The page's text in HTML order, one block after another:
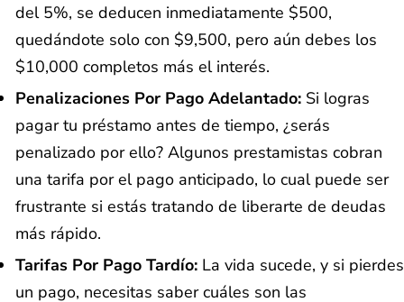
del 5%, se deducen inmediatamente $500,
quedándote solo con $9,500, pero aún debes los
$10,000 completos más el interés.
Penalizaciones Por Pago Adelantado: Si logras
pagar tu préstamo antes de tiempo, ¿serás
penalizado por ello? Algunos prestamistas cobran
una tarifa por el pago anticipado, lo cual puede ser
frustrante si estás tratando de liberarte de deudas
más rápido.
Tarifas Por Pago Tardío: La vida sucede, y si pierdes
un pago, necesitas saber cuáles son las